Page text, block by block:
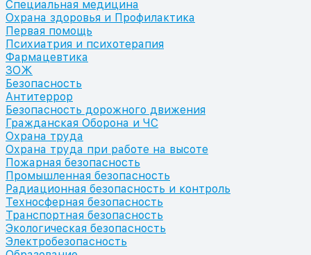
Специальная медицина
Охрана здоровья и Профилактика
Первая помощь
Психиатрия и психотерапия
Фармацевтика
ЗОЖ
Безопасность
Антитеррор
Безопасность дорожного движения
Гражданская Оборона и ЧС
Охрана труда
Охрана труда при работе на высоте
Пожарная безопасность
Промышленная безопасность
Радиационная безопасность и контроль
Техносферная безопасность
Транспортная безопасность
Экологическая безопасность
Электробезопасность